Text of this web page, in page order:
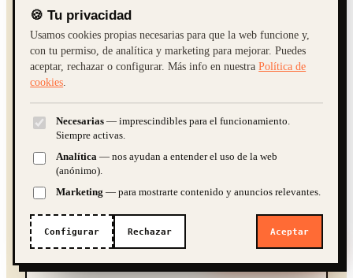
VALLE DEL ALMANZORA
N.º 02
Arboleas
VALLE DEL ALMANZORA
→
Partaloa
→
🍪 Tu privacidad
Usamos cookies propias necesarias para que la web funcione y,
con tu permiso, de analítica y marketing para mejorar. Puedes
aceptar, rechazar o configurar. Más info en nuestraPolítica de
cookies.
Necesarias— imprescindibles para el funcionamiento.
Siempre activas.
Analítica— nos ayudan a entender el uso de la web
(anónimo).
Marketing — para mostrarte contenido y anuncios relevantes.
Configurar Rechazar Aceptar
¿Cuánto cuesta una web? Quiero una tienda online
¿SEO y marketing?
IA · demo. Guardamos la conversación para poder atenderte; te atiende
una persona si hace falta.